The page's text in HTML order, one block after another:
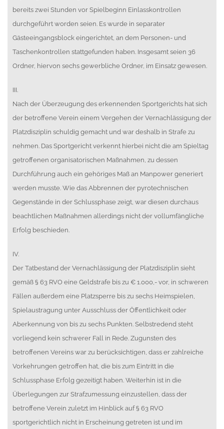
bereits zwei Stunden vor Spielbeginn Einlasskontrollen
durchgeführt worden seien. Es wurde in separater
Gästeeingangsblock eingerichtet, an dem Personen- und
Taschenkontrollen stattgefunden haben. Insgesamt seien 36
Ordner, hiervon sechs gewerbliche Ordner, im Einsatz gewesen.
III.
Nach der Überzeugung des erkennenden Sportgerichts hat sich
der betroffene Verein einem Vergehen der Vernachlässigung der
Platzdisziplin schuldig gemacht und war deshalb in Strafe zu
nehmen. Das Sportgericht verkennt hierbei nicht die am Spieltag
getroffenen organisatorischen Maßnahmen, zu dessen
Durchführung auch ein gehöriges Maß an Manpower generiert
werden musste. Wie das Abbrennen der pyrotechnischen
Gegenstände in der Schlussphase zeigt, war diesen durchaus
beachtlichen Maßnahmen allerdings nicht der vollumfängliche
Erfolg beschieden.
IV.
Der Tatbestand der Vernachlässigung der Platzdisziplin sieht
gemäß § 63 RVO eine Geldstrafe bis zu € 1.000,- vor, in schweren
Fällen außerdem eine Platzsperre bis zu sechs Heimspielen,
Spielaustragung unter Ausschluss der Öffentlichkeit oder
Aberkennung von bis zu sechs Punkten. Selbstredend steht
vorliegend kein schwerer Fall in Rede. Zugunsten des
betroffenen Vereins war zu berücksichtigen, dass er zahlreiche
Vorkehrungen getroffen hat, die bis zum Eintritt in die
Schlussphase Erfolg gezeitigt haben. Weiterhin ist in die
Überlegungen zur Strafzumessung einzustellen, dass der
betroffene Verein zuletzt im Hinblick auf § 63 RVO
sportgerichtlich nicht in Erscheinung getreten ist und im